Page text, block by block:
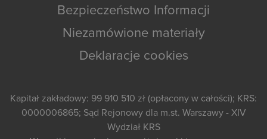
Bezpieczeństwo Informacji
Niezamówione materiały
Deklaracje cookies
Kapitał zakładowy: 99 910 510 zł (opłacony w całości); KRS:
0000006865; Sąd Rejonowy dla m.st. Warszawy - XIV
Wydział KRS